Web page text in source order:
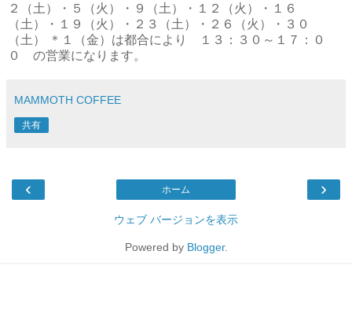
２（土）・５（火）・９（土）・１２（火）・１６
（土）・１９（火）・２３（土）・２６（火）・３０
（土） ＊１（金）は都合により １３：３０～１７：０
０ の営業になります。
MAMMOTH COFFEE
共有
‹ ›
ホーム
ウェブ バージョンを表示
Powered by Blogger.